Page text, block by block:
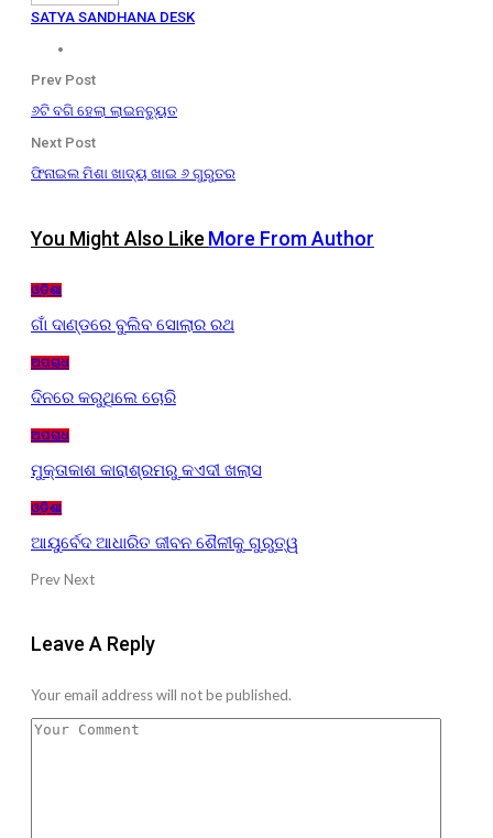
SATYA SANDHANA DESK
Prev Post
୬ଟି ବଗି ହେଲା ଲାଇନଚ୍ୟୁତ
Next Post
ଫିନାଇଲ ମିଶା ଖାଦ୍ୟ ଖାଇ ୬ ଗୁରୁତର
You Might Also Like More From Author
ଓଡ଼ିଶା
ଗାଁ ଦାଣ୍ଡରେ ବୁଲିବ ସୋଲାର ରଥ
ଅପରାଧ
ଦିନରେ କରୁଥିଲେ ଚୋରି
ଅପରାଧ
ମୁକ୍ତାକାଶ କାରାଶ୍ରମରୁ କଏଦୀ ଖଲାସ
ଓଡ଼ିଶା
ଆୟୁର୍ବେଦ ଆଧାରିତ ଜୀବନ ଶୈଳୀକୁ ଗୁରୁତ୍ୱ
PrevNext
Leave A Reply
Your email address will not be published.